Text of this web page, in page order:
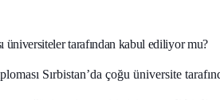
üniversiteler tarafından kabul ediliyor mu?
Sırbistan’da çoğu üniversite